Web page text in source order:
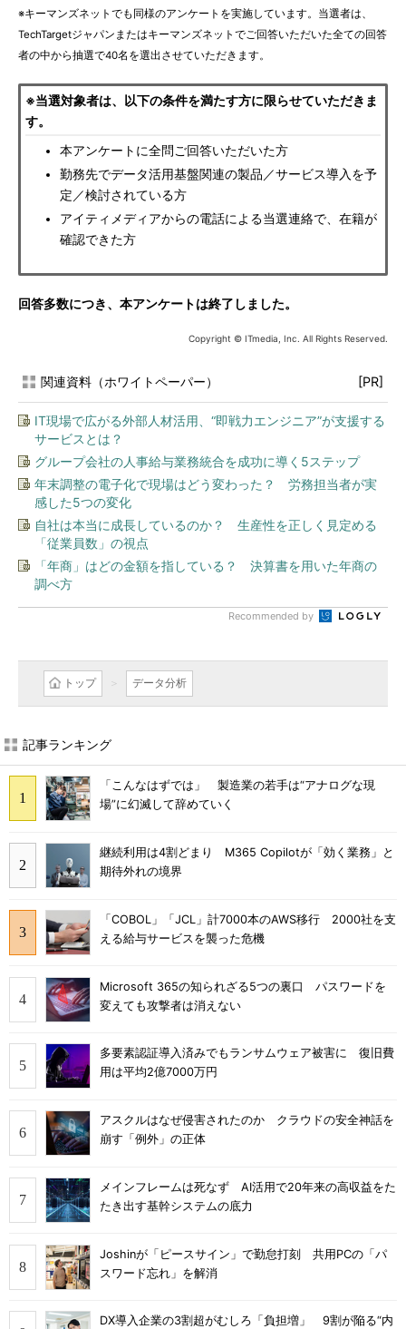
※キーマンズネットでも同様のアンケートを実施しています。当選者は、
TechTargetジャパンまたはキーマンズネットでご回答いただいた全ての回答
者の中から抽選で40名を選出させていただきます。
※当選対象者は、以下の条件を満たす方に限らせていただきま
す。
本アンケートに全問ご回答いただいた方
勤務先でデータ活用基盤関連の製品／サービス導入を予
定／検討されている方
アイティメディアからの電話による当選連絡で、在籍が
確認できた方
回答多数につき、本アンケートは終了しました。
Copyright © ITmedia, Inc. All Rights Reserved.
関連資料（ホワイトペーパー） [PR]
IT現場で広がる外部人材活用、“即戦力エンジニア”が支援する
サービスとは？
グループ会社の人事給与業務統合を成功に導く5ステップ
年末調整の電子化で現場はどう変わった？ 労務担当者が実
感した5つの変化
自社は本当に成長しているのか？ 生産性を正しく見定める
「従業員数」の視点
「年商」はどの金額を指している？ 決算書を用いた年商の
調べ方
Recommended by
トップ データ分析
記事ランキング
「こんなはずでは」 製造業の若手は“アナログな現
場”に幻滅して辞めていく
継続利用は4割どまり M365 Copilotが「効く業務」と
期待外れの境界
「COBOL」「JCL」計7000本のAWS移行 2000社を支
える給与サービスを襲った危機
Microsoft 365の知られざる5つの裏口 パスワードを
変えても攻撃者は消えない
多要素認証導入済みでもランサムウェア被害に 復旧費
用は平均2億7000万円
アスクルはなぜ侵害されたのか クラウドの安全神話を
崩す「例外」の正体
メインフレームは死なず AI活用で20年来の高収益をた
たき出す基幹システムの底力
Joshinが「ピースサイン」で勤怠打刻 共用PCの「パ
スワード忘れ」を解消
DX導入企業の3割超がむしろ「負担増」 9割が陥る“内